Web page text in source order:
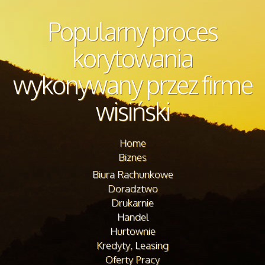
Popularny proces
korytowania
wykonywany przez firme
wisiński
Home
Biznes
Biura Rachunkowe
Doradztwo
Drukarnie
Handel
Hurtownie
Kredyty, Leasing
Oferty Pracy